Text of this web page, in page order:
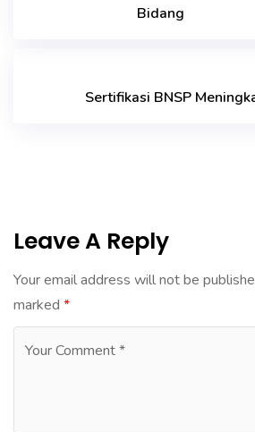
Bidang
Sertifikasi BNSP
Leave A Reply
Your email address will not be
marked *